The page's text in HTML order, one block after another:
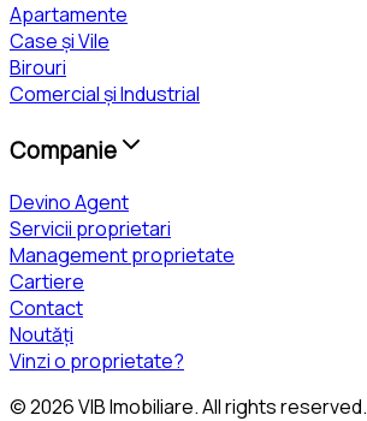
Apartamente
Case și Vile
Birouri
Comercial și Industrial
Companie
Devino Agent
Servicii proprietari
Management proprietate
Cartiere
Contact
Noutăți
Vinzi o proprietate?
©2026VIB Imobiliare. All rights reserved.